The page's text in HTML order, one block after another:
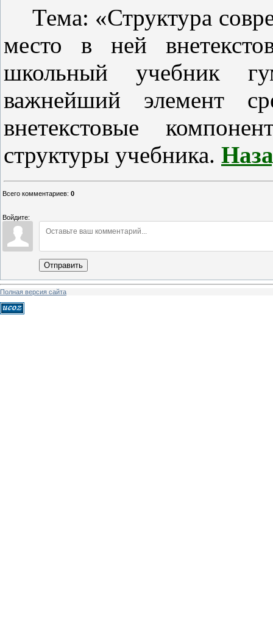
Тема: «Структура
место в ней
школьный учебник
важнейший элемент
внетекстовые
структуры учебника.
Всего комментариев: 0
Войдите:
Отправить
Полная версия сайта